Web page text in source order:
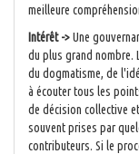
meilleure
Intérêt ->Une
du plus grand nombre.
du dogmatisme, de
à écouter tous les
de décision collective
souvent prises par
contributeurs. Si le